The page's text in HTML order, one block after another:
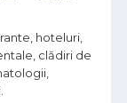
hoteluri,
clădiri de